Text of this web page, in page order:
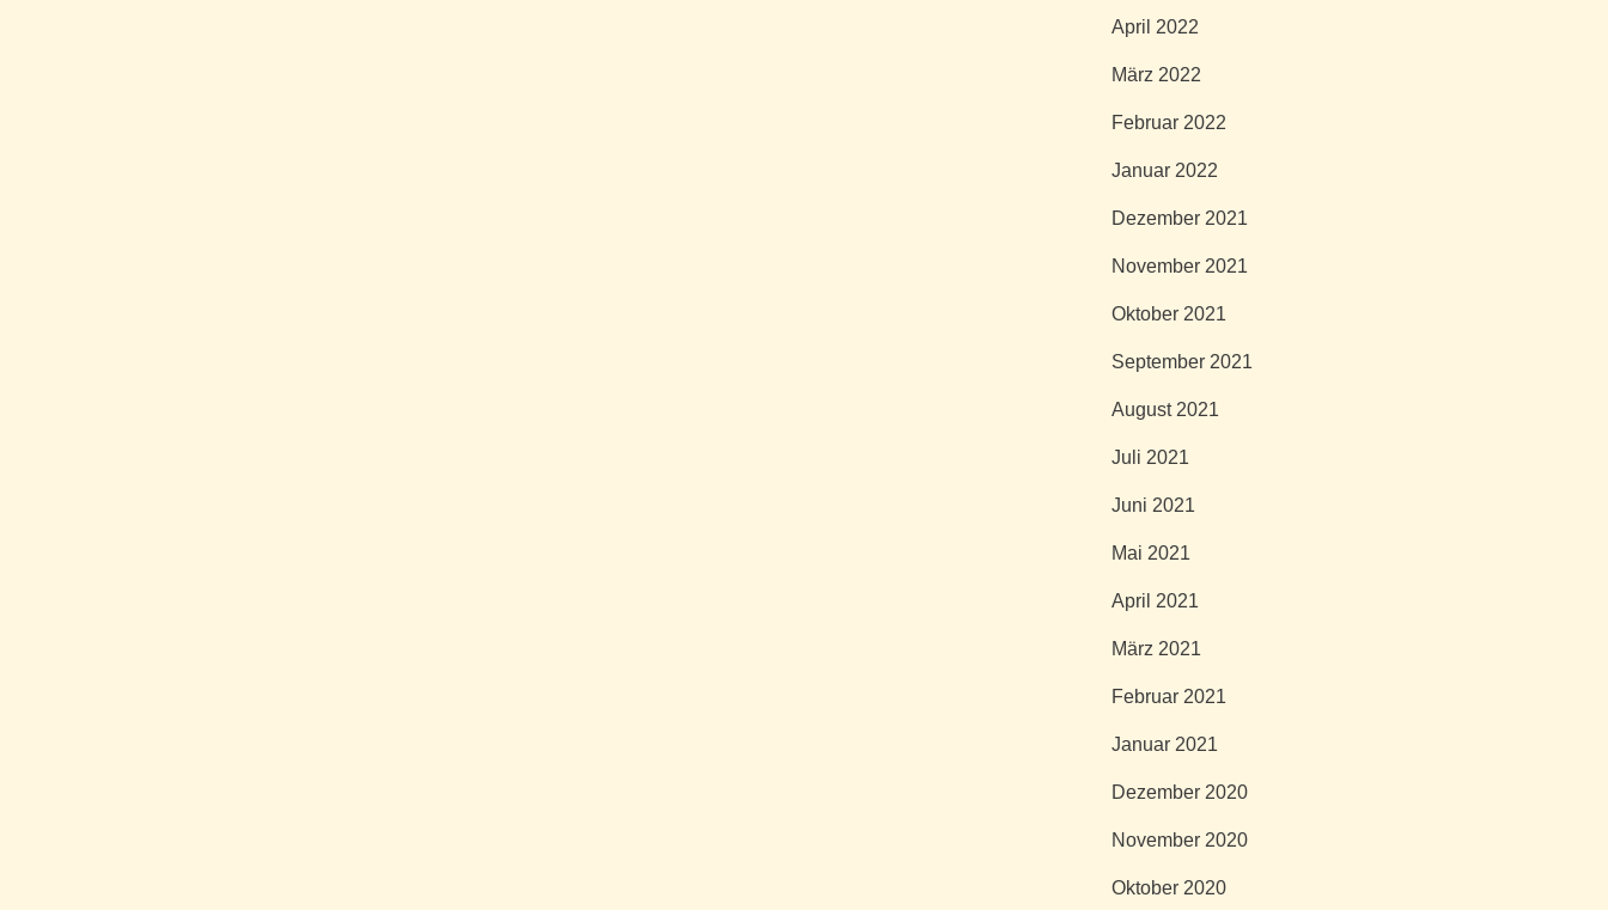
April 2022
März 2022
Februar 2022
Januar 2022
Dezember 2021
November 2021
Oktober 2021
September 2021
August 2021
Juli 2021
Juni 2021
Mai 2021
April 2021
März 2021
Februar 2021
Januar 2021
Dezember 2020
November 2020
Oktober 2020